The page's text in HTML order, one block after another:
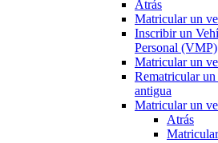
Atrás
Matricular un
Inscribir un
Personal (VMP)
Matricular un
Rematricular
antigua
Matricular un
Atrás